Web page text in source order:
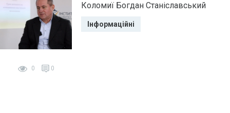
0 0
Коломиї Богдан Станіславський
Інформаційні